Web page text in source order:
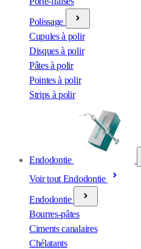
Polissage
Cupules à polir
Disques à polir
Pâtes à polir
Pointes à polir
Strips à polir
Endodontie
Voir tout Endodontie
Endodontie
Bourres-pâtes
Ciments canalaires
Chélatants